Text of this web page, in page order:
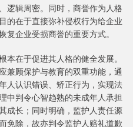
逻辑周密。同时，商誉作为人格
的在于直接弥补侵权行为给企业
复企业受损商誉的重要方式。
在于促进其人格的健全发展。
兼顾保护与教育的双重功能，通
人认识错误、矫正行为，实现法
中判令心智趋熟的未成年人承担
成长；同时明确，监护人责任源
免除，故亦判令监护人赔礼道歉